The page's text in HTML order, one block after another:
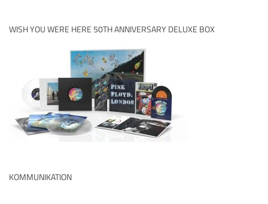
WISH YOU WERE HERE 50TH ANNIVERSARY DELUXE BOX
KOMMUNIKATION